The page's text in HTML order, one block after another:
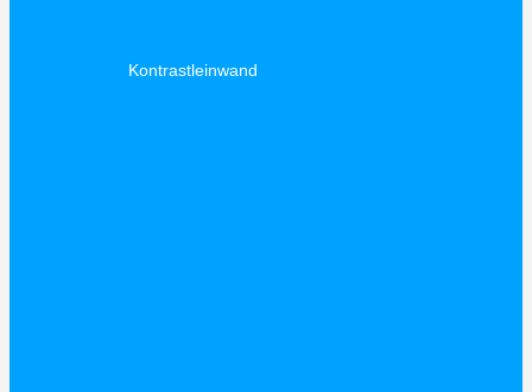
Kontrastleinwand